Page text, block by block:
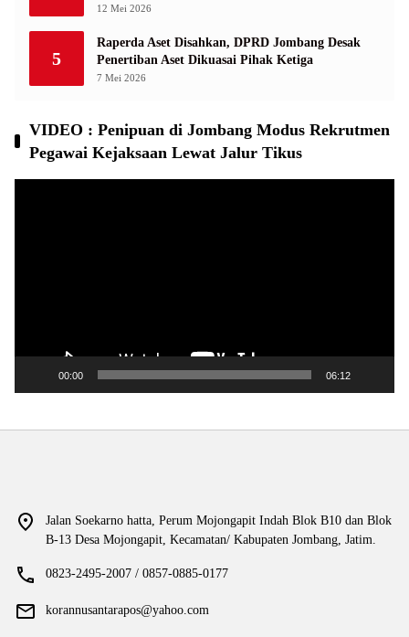
12 Mei 2026
5
Raperda Aset Disahkan, DPRD Jombang Desak
Penertiban Aset Dikuasai Pihak Ketiga
7 Mei 2026
VIDEO : Penipuan di Jombang Modus Rekrutmen
Pegawai Kejaksaan Lewat Jalur Tikus
00:00 06:12
Jalan Soekarno hatta, Perum Mojongapit Indah Blok B10 dan Blok
B-13 Desa Mojongapit, Kecamatan/ Kabupaten Jombang, Jatim.
0823-2495-2007 / 0857-0885-0177
korannusantarapos@yahoo.com